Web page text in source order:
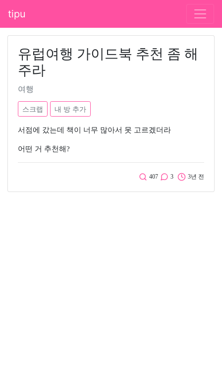
tipu
유럽여행 가이드북 추천 좀 해
주라
여행
스크랩 내 방 추가
서점에 갔는데 책이 너무 많아서 못 고르겠더라
어떤 거 추천해?
407 3 3년 전